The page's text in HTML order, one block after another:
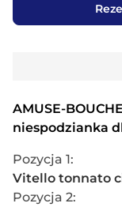
I
Kliknij,
AMUSE-
niespodzianka
Pozycja 1:
Vitello tonnato
Pozycja 2: